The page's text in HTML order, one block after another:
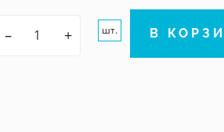
– + шт. В